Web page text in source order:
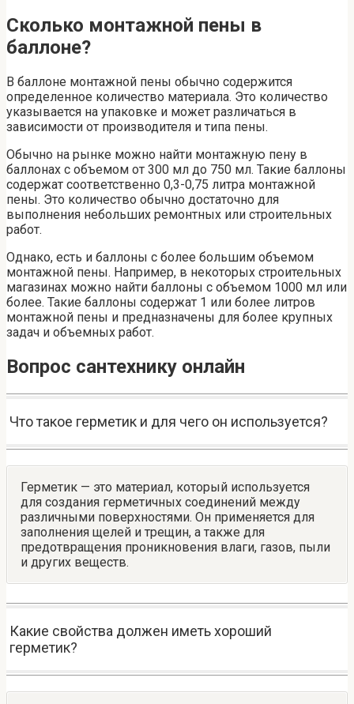
Сколько монтажной пены в
баллоне?
В баллоне монтажной пены обычно содержится
определенное количество материала. Это количество
указывается на упаковке и может различаться в
зависимости от производителя и типа пены.
Обычно на рынке можно найти монтажную пену в
баллонах с объемом от 300 мл до 750 мл. Такие баллоны
содержат соответственно 0,3-0,75 литра монтажной
пены. Это количество обычно достаточно для
выполнения небольших ремонтных или строительных
работ.
Однако, есть и баллоны с более большим объемом
монтажной пены. Например, в некоторых строительных
магазинах можно найти баллоны с объемом 1000 мл или
более. Такие баллоны содержат 1 или более литров
монтажной пены и предназначены для более крупных
задач и объемных работ.
Вопрос сантехнику онлайн
Что такое герметик и для чего он используется?
Герметик — это материал, который используется
для создания герметичных соединений между
различными поверхностями. Он применяется для
заполнения щелей и трещин, а также для
предотвращения проникновения влаги, газов, пыли
и других веществ.
Какие свойства должен иметь хороший
герметик?